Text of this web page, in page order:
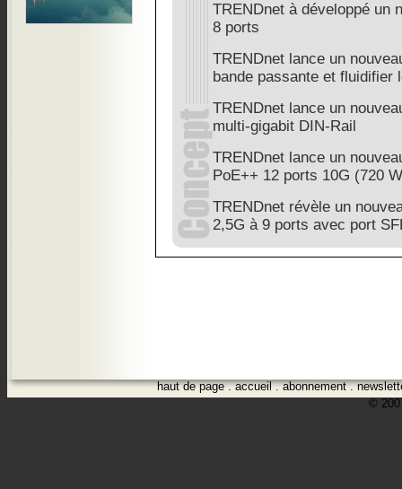
TRENDnet à développé un
8 ports
TRENDnet lance un
bande passante et fluidifier
TRENDnet lance un
multi-gigabit DIN-Rail
TRENDnet lance un
PoE++ 12 ports 10G (720
TRENDnet révèle un
2,5G à 9 ports avec port
haut de page.accueil.abonnement.
©